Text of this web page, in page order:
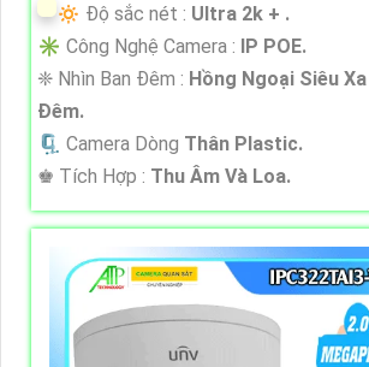
🔅 Độ sắc nét : Ultra 2k + .
✳️ Công Nghệ Camera : IP POE.
❈ Nhìn Ban Đêm : Hồng Ngoại Siêu
Ðêm.
🗜️ Camera Dòng Thân Plastic.
️♚ Tích Hợp : Thu Âm Và Loa.